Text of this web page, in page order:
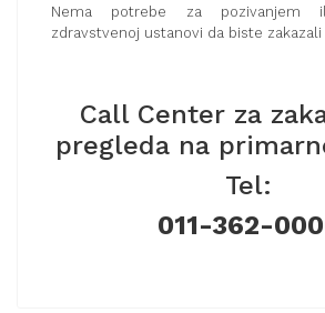
Nema potrebe za pozivanjem
zdravstvenoj ustanovi da biste zakazali
Call Center za
pregleda na
Tel:
011-362-